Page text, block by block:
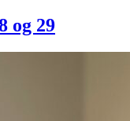
og 29